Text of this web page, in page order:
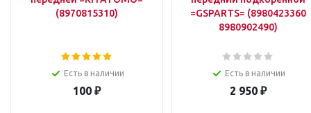
(8970815310)
Есть в наличии
100 ₽
=GSPARTS= (8980423360
8980902490)
Есть в наличии
2 950₽